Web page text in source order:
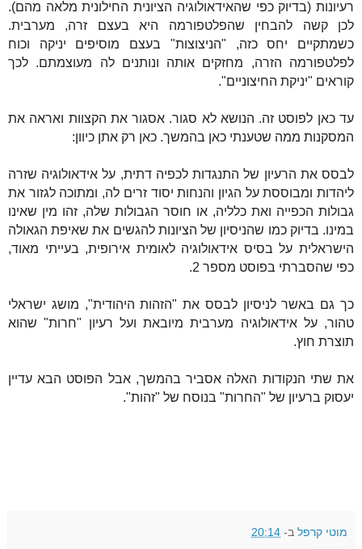
רעיונות (בדיוק כפי שהאידאולוגיה הציונית החילונית מלאה מהם).
לכן קשה להבחין שהפלטפורמה היא בעצם זרה, מערבית.
כשמתקיים יחס כזה, "הניצוצות" בעצם מוסיפים יניקה וכוח
לפלטפורמה הזרה, מחזקים אותה ונותנים לה מעוצמתם. לכך
קוראים "יניקת החיצוניים".
עד כאן לפוסט זה. הנושא לא סגור. אסגור את הקצוות ואראה את
המסקנות ממה שטענתי כאן בהמשך. כאן רק אתן כיוון:
לבסס את הרעיון של התנגדות לכפיה דתית, על אידאולוגיה שזרה
ליהדות ומבוססת על הגיון והנחות יסוד זרים לה, ומתוכה לגזור את
גבולות הכפייה ואת כלליה, או חוסר הגבולות שלה, זהו מין שאינו
במינו. בדיוק כמו שהניסיון של הציונות להגשים את שאיפת הגאולה
הישראלית על בסיס אידאולוגיה לאומית אירופית, בעייתי מאוד,
כפי שהסברתי בפוסט מספר 2.
כך גם באשר לניסיון לבסס את "הזהות היהודית", מושג ישראלי
טהור, על אידאולוגיה מערבית מיובאת ועל רעיון "חרות" שהוא
תוצרת חוץ.
את שתי הנקודות האלה אסביר בהמשך, אבל הפוסט הבא עדיין
יעסוק ברעיון של "החרות" בנוסח של "זהות".
מוטי קרפל ב- 20:14